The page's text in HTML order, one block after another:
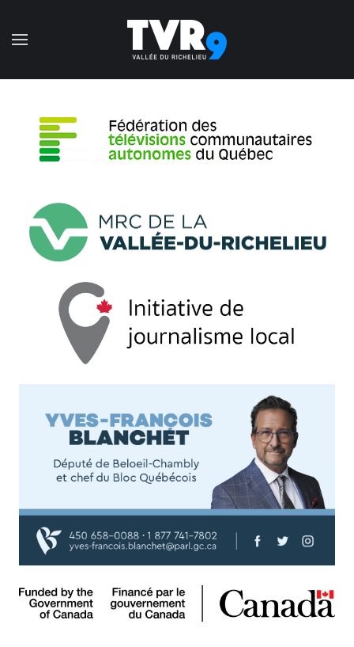
Accéder au contenu principal